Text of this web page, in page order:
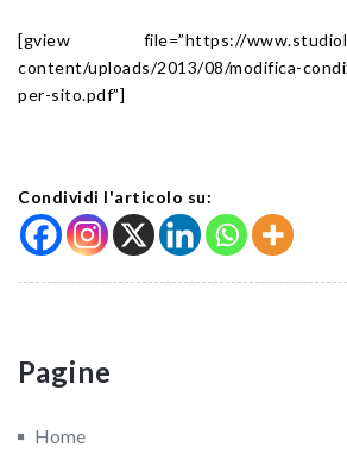
[gview file=”https://
content/uploads/2013/08/modifica-
per-sito.pdf”]
Condividi l'articolo su:
Pagine
Home